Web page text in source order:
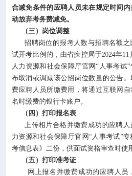
合减免条件的应聘人员未在规定时间
动放弃考务费减免。
（三）岗位调整
招聘岗位的报考人数与招聘名额之
试开考比例的，由省疾控局于2024年11
人力资源和社会保障厅官网“人事考试
布取消或调减该公招岗位数量的公告
费应聘人员所缴费用，将通过互联网
名时缴费的银行卡账户。
（四）打印报名表
上传相片合格并缴费成功的应聘人
力资源和社会保障厅官网“人事考试”
考信息表》二份，供面试资格审查时使
（五）打印准考证
网上报名并缴费成功的应聘人员